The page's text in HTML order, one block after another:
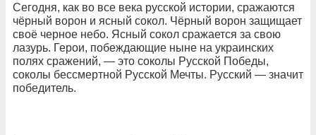
Сегодня, как во все века русской истории, сражаются
чёрный ворон и ясный сокол. Чёрный ворон защищает
своё черное небо. Ясный сокол сражается за свою
лазурь. Герои, побеждающие ныне на украинских
полях сражений, — это соколы Русской Победы,
соколы бессмертной Русской Мечты. Русский — значит
победитель.